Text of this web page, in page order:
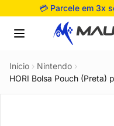
Pular para o conteúdo
💳 Parcele em 3x
Início › Nintendo ›
HORI Bolsa Pouch (Preta)